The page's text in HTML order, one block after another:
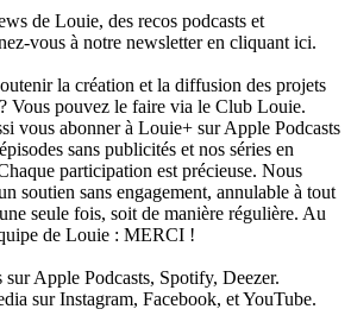
de Louie, des recos podcasts et
vous à notre newsletter en cliquant ici.
la création et la diffusion des projets
Vous pouvez le faire via le Club Louie.
vous abonner à Louie+ sur Apple Podcasts
sans publicités et nos séries en
participation est précieuse. Nous
soutien sans engagement, annulable à tout
seule fois, soit de manière régulière. Au
de Louie : MERCI !
Apple Podcasts, Spotify, Deezer.
sur Instagram, Facebook, et YouTube.